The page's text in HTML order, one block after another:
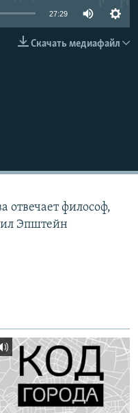
27:29
Скачать медиафайл
отвечает философ,
Эпштейн